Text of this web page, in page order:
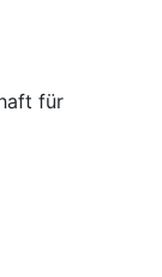
für